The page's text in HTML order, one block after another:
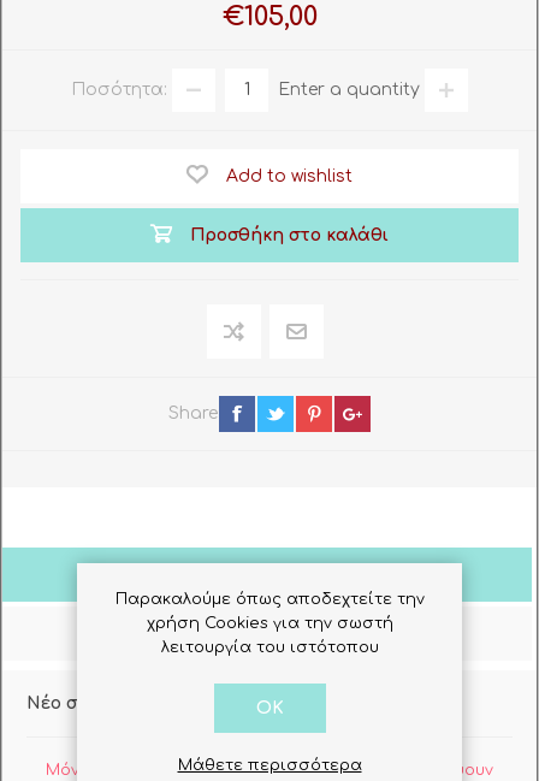
€105,00
Ποσότητα: Enter a quantity
Add to wishlist
Προσθήκη στο καλάθι
Share
Ρωτήστε μας
Νέο σχόλιο
Μόνο οι εγγεγραμμένοι χρήστες μπορούν να γράψουν
Παρακαλούμε όπως αποδεχτείτε την
χρήση Cookies για την σωστή
λειτουργία του ιστότοπου
OK
Μάθετε περισσότερα